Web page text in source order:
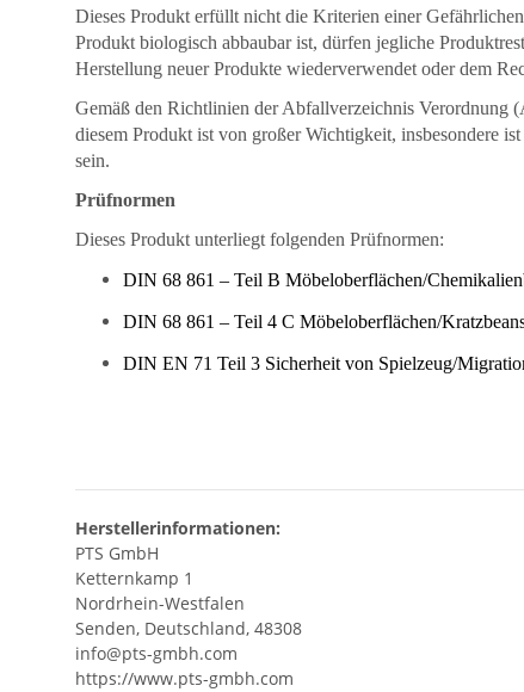
Dieses Produkt erfüllt nicht die Kriterien einer
Produkt biologisch abbaubar ist, dürfen jegliche
Herstellung neuer Produkte wiederverwendet oder dem
Gemäß den Richtlinien der Abfallverzeichnis Verordnung
diesem Produkt ist von großer Wichtigkeit, insbesondere
sein.
Prüfnormen
Dieses Produkt unterliegt folgenden Prüfnormen:
DIN 68 861 – Teil B Möbeloberflächen/
DIN 68 861 – Teil 4 C Möbeloberflächen/
DIN EN 71 Teil 3 Sicherheit von Spielzeug/
Herstellerinformationen:
PTS GmbH
Ketternkamp 1
Nordrhein-Westfalen
Senden, Deutschland, 48308
info@pts-gmbh.com
https://www.pts-gmbh.com